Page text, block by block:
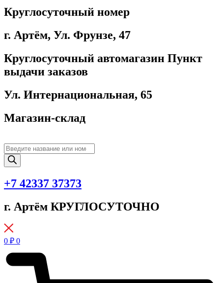
Круглосуточный номер
г. Артём, ​Ул. Фрунзе, 47
Круглосуточный автомагазин Пункт
выдачи заказов
Ул. Интернациональная, 65
Магазин-склад
Поиск
товаров
+7 42337 37373
г. Артём КРУГЛОСУТОЧНО
0 ₽ 0